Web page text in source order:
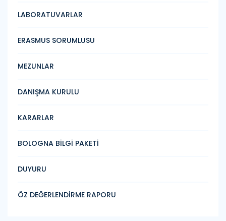
LABORATUVARLAR
ERASMUS SORUMLUSU
MEZUNLAR
DANIŞMA KURULU
KARARLAR
BOLOGNA BİLGİ PAKETİ
DUYURU
ÖZ DEĞERLENDİRME RAPORU